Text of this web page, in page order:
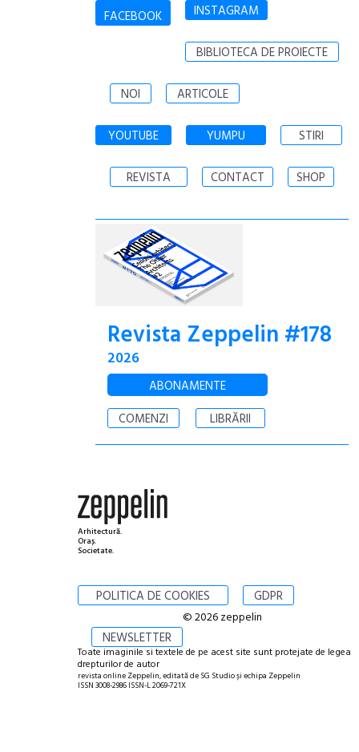
FACEBOOK INSTAGRAM
BIBLIOTECA DE PROIECTE
NOI ARTICOLE
YOUTUBE YUMPU STIRI
REVISTA CONTACT SHOP
Revista Zeppelin #178
2026
ABONAMENTE
COMENZI
LIBRĂRII
Arhitectură.
Oraș.
Societate.
POLITICA DE COOKIES GDPR
NEWSLETTER
© 2026 zeppelin
Toate imaginile si textele de pe acest site sunt protejate de legea
drepturilor de autor
revista online Zeppelin, editată de SG Studio și echipa Zeppelin
ISSN 3008-2986 ISSN-L 2069-721X